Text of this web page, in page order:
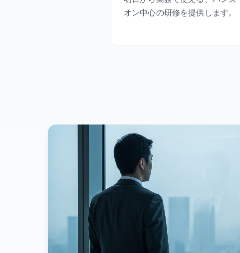
オン中心の研修を提供します。